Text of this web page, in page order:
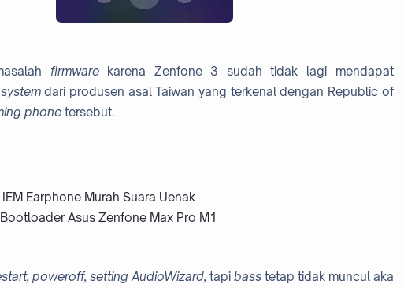
firmwarekarena Zenfone 3 sudah tidak lagi mendapat
dari produsen asal Taiwan yang terkenal dengan Republic of
phonetersebut.
Earphone Murah Suara Uenak
Asus Zenfone Max Pro M1
poweroff, setting AudioWizard,tapi basstetap tidak muncul aka